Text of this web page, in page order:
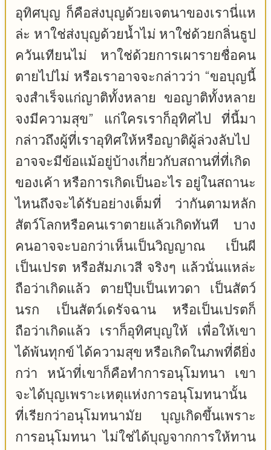
อุทิศบุญ ก็คือส่งบุญด้วยเจตนาของเรานี่แห
ล่ะ หาใช่ส่งบุญด้วยน้ำไม่ หาใช่ด้วยกลิ่นธูป
ควันเทียนไม่ หาใช่ด้วยการเผารายชื่อคน
ตายไปไม่ หรือเราอาจจะกล่าวว่า “ขอบุญนี้
จงสำเร็จแก่ญาติทั้งหลาย ขอญาติทั้งหลาย
จงมีความสุข” แก่ใครเราก็อุทิศไป ที่นี้มา
กล่าวถึงผู้ที่เราอุทิศให้หรือญาติผู้ล่วงลับไป
อาจจะมีข้อแม้อยู่บ้างเกี่ยวกับสถานที่ที่เกิด
ของเค้า หรือการเกิดเป็นอะไร อยู่ในสถานะ
ไหนถึงจะได้รับอย่างเต็มที่ ว่ากันตามหลัก
สัตว์โลกหรือคนเราตายแล้วเกิดทันที บาง
คนอาจจะบอกว่าเห็นเป็นวิญญาณ เป็นผี
เป็นเปรต หรือสัมภเวสี จริงๆ แล้วนั่นแหล่ะ
ถือว่าเกิดแล้ว ตายปุ๊บเป็นเทวดา เป็นสัตว์
นรก เป็นสัตว์เดรัจฉาน หรือเป็นเปรตก็
ถือว่าเกิดแล้ว เราก็อุทิศบุญให้ เพื่อให้เขา
ได้พ้นทุกข์ ได้ความสุข หรือเกิดในภพที่ดียิ่ง
กว่า หน้าที่เขาก็คือทำการอนุโมทนา เขา
จะได้บุญเพราะเหตุแห่งการอนุโมทนานั้น
ที่เรียกว่าอนุโมทนามัย บุญเกิดขึ้นเพราะ
การอนุโมทนา ไม่ใช่ได้บุญจากการให้ทาน